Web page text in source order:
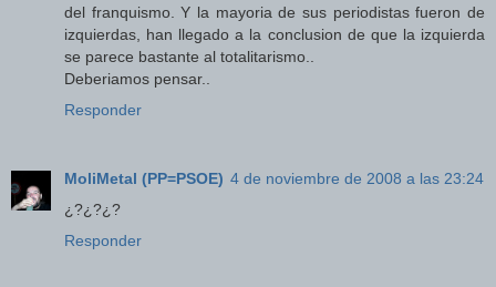
del franquismo. Y la mayoria de sus periodistas fueron de
izquierdas, han llegado a la conclusion de que la izquierda
se parece bastante al totalitarismo..
Deberiamos pensar..
Responder
MoliMetal (PP=PSOE) 4 de noviembre de 2008 a las 23:24
¿?¿?¿?
Responder